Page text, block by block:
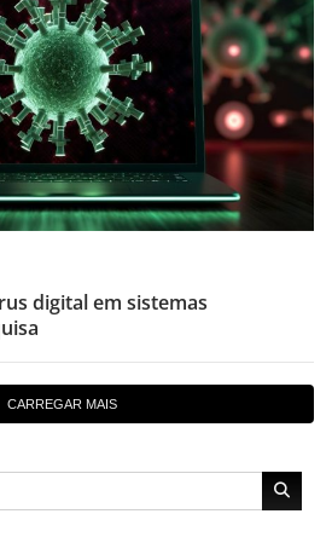
digital em sistemas
CARREGAR MAIS